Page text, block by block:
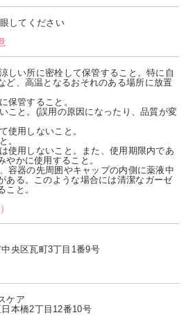
してください
しい所に密栓して保管すること。特に自
ど、高温となるおそれのある場所に放置
保管すること。
こと。(誤用の原因になったり、品質が変
使用しないこと。
。
使用しないこと。また、使用期限内であ
やかに使用すること。
容器の先周囲やキャップの内側に薬液中
ある。このような場合には清潔なガーゼ
こと。
央区瓦町3丁目1番9号
ケア
本橋2丁目12番10号